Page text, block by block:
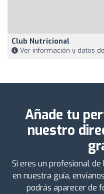
Club Nutricional
Ver información y datos
Añade tu
nuestro
Si eres un profesional
en nuestra guía,
podrás aparecer de